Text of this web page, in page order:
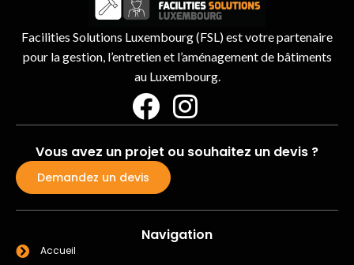
Facilities Solutions Luxembourg (FSL) est votre partenaire
pour la gestion, l’entretien et l’aménagement de bâtiments
au Luxembourg.
Vous avez un projet ou souhaitez un devis ?
Demandez un devis
Navigation
Accueil